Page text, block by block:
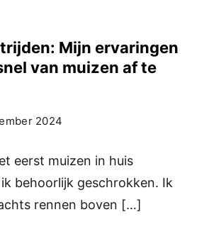
Mijn ervaringen
van muizen af te
2024
eerst muizen in huis
behoorlijk geschrokken. Ik
rennen boven […]